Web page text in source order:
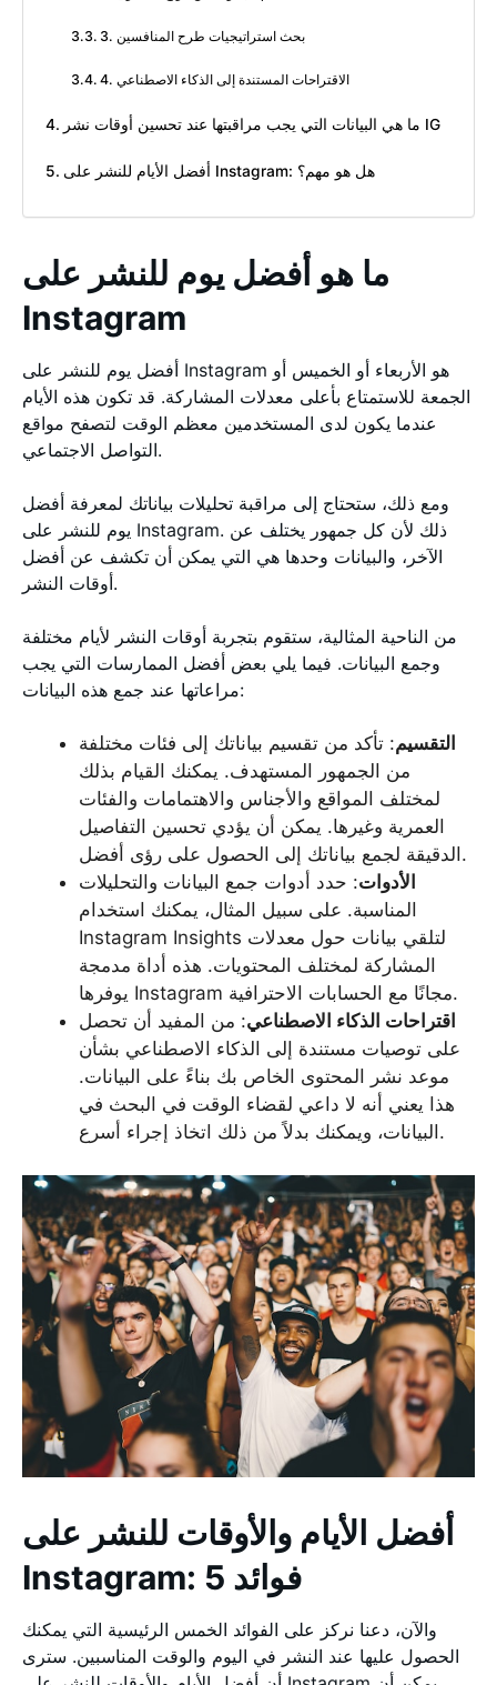
3. بحث استراتيجيات طرح المنافسين
4. الاقتراحات المستندة إلى الذكاء الاصطناعي
ما هي البيانات التي يجب مراقبتها عند تحسين أوقات نشر IG
أفضل الأيام للنشر على Instagram: هل هو مهم؟
ما هو أفضل يوم للنشر على
Instagram
أفضل يوم للنشر على Instagram هو الأربعاء أو الخميس أو
الجمعة للاستمتاع بأعلى معدلات المشاركة. قد تكون هذه الأيام
عندما يكون لدى المستخدمين معظم الوقت لتصفح مواقع
التواصل الاجتماعي.
ومع ذلك، ستحتاج إلى مراقبة تحليلات بياناتك لمعرفة أفضل
يوم للنشر على Instagram. ذلك لأن كل جمهور يختلف عن
الآخر، والبيانات وحدها هي التي يمكن أن تكشف عن أفضل
أوقات النشر.
من الناحية المثالية، ستقوم بتجربة أوقات النشر لأيام مختلفة
وجمع البيانات. فيما يلي بعض أفضل الممارسات التي يجب
مراعاتها عند جمع هذه البيانات:
التقسيم: تأكد من تقسيم بياناتك إلى فئات مختلفة
من الجمهور المستهدف. يمكنك القيام بذلك
لمختلف المواقع والأجناس والاهتمامات والفئات
العمرية وغيرها. يمكن أن يؤدي تحسين التفاصيل
الدقيقة لجمع بياناتك إلى الحصول على رؤى أفضل.
الأدوات: حدد أدوات جمع البيانات والتحليلات
المناسبة. على سبيل المثال، يمكنك استخدام
Instagram Insights لتلقي بيانات حول معدلات
المشاركة لمختلف المحتويات. هذه أداة مدمجة
يوفرها Instagram مجانًا مع الحسابات الاحترافية.
اقتراحات الذكاء الاصطناعي: من المفيد أن تحصل
على توصيات مستندة إلى الذكاء الاصطناعي بشأن
موعد نشر المحتوى الخاص بك بناءً على البيانات.
هذا يعني أنه لا داعي لقضاء الوقت في البحث في
البيانات، ويمكنك بدلاً من ذلك اتخاذ إجراء أسرع.
أفضل الأيام والأوقات للنشر على
Instagram: 5 فوائد
والآن، دعنا نركز على الفوائد الخمس الرئيسية التي يمكنك
الحصول عليها عند النشر في اليوم والوقت المناسبين. سترى